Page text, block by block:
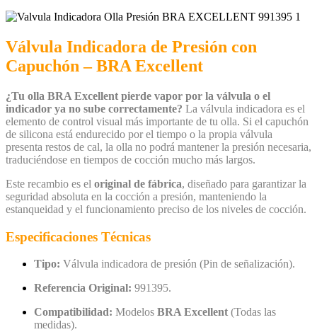
Válvula Indicadora de Presión con
Capuchón – BRA Excellent
¿Tu olla BRA Excellent pierde vapor por la válvula o el
indicador ya no sube correctamente? La válvula indicadora es el
elemento de control visual más importante de tu olla. Si el capuchón
de silicona está endurecido por el tiempo o la propia válvula
presenta restos de cal, la olla no podrá mantener la presión necesaria,
traduciéndose en tiempos de cocción mucho más largos.
Este recambio es el original de fábrica, diseñado para garantizar la
seguridad absoluta en la cocción a presión, manteniendo la
estanqueidad y el funcionamiento preciso de los niveles de cocción.
Especificaciones Técnicas
Tipo: Válvula indicadora de presión (Pin de señalización).
Referencia Original: 991395.
Compatibilidad: Modelos BRA Excellent (Todas las
medidas).